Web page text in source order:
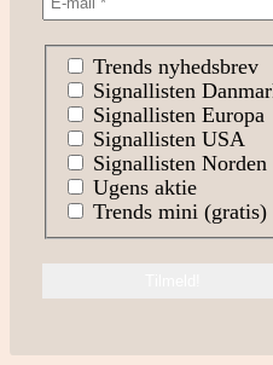
Trends nyhedsbrev
Signallisten
Signallisten Europa
Signallisten USA
Signallisten Norden
Ugens aktie
Trends mini (gratis)